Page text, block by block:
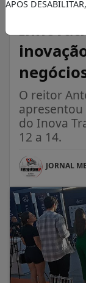
HIDS é
O reitor
do Inova
12 a 14.
JORNAL
APÓS